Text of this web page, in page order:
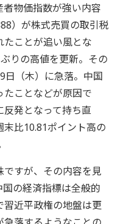
物価指数が強い内容
）が株式売買の取引税
ことが追い風とな
りの高値を更新。その
日（木）に急落。中国
ことなどが原因で
反発となって持ち直
比10.81ポイント高の
すが、その内容を見
の経済指標は全般的
習近平政権の地盤は更